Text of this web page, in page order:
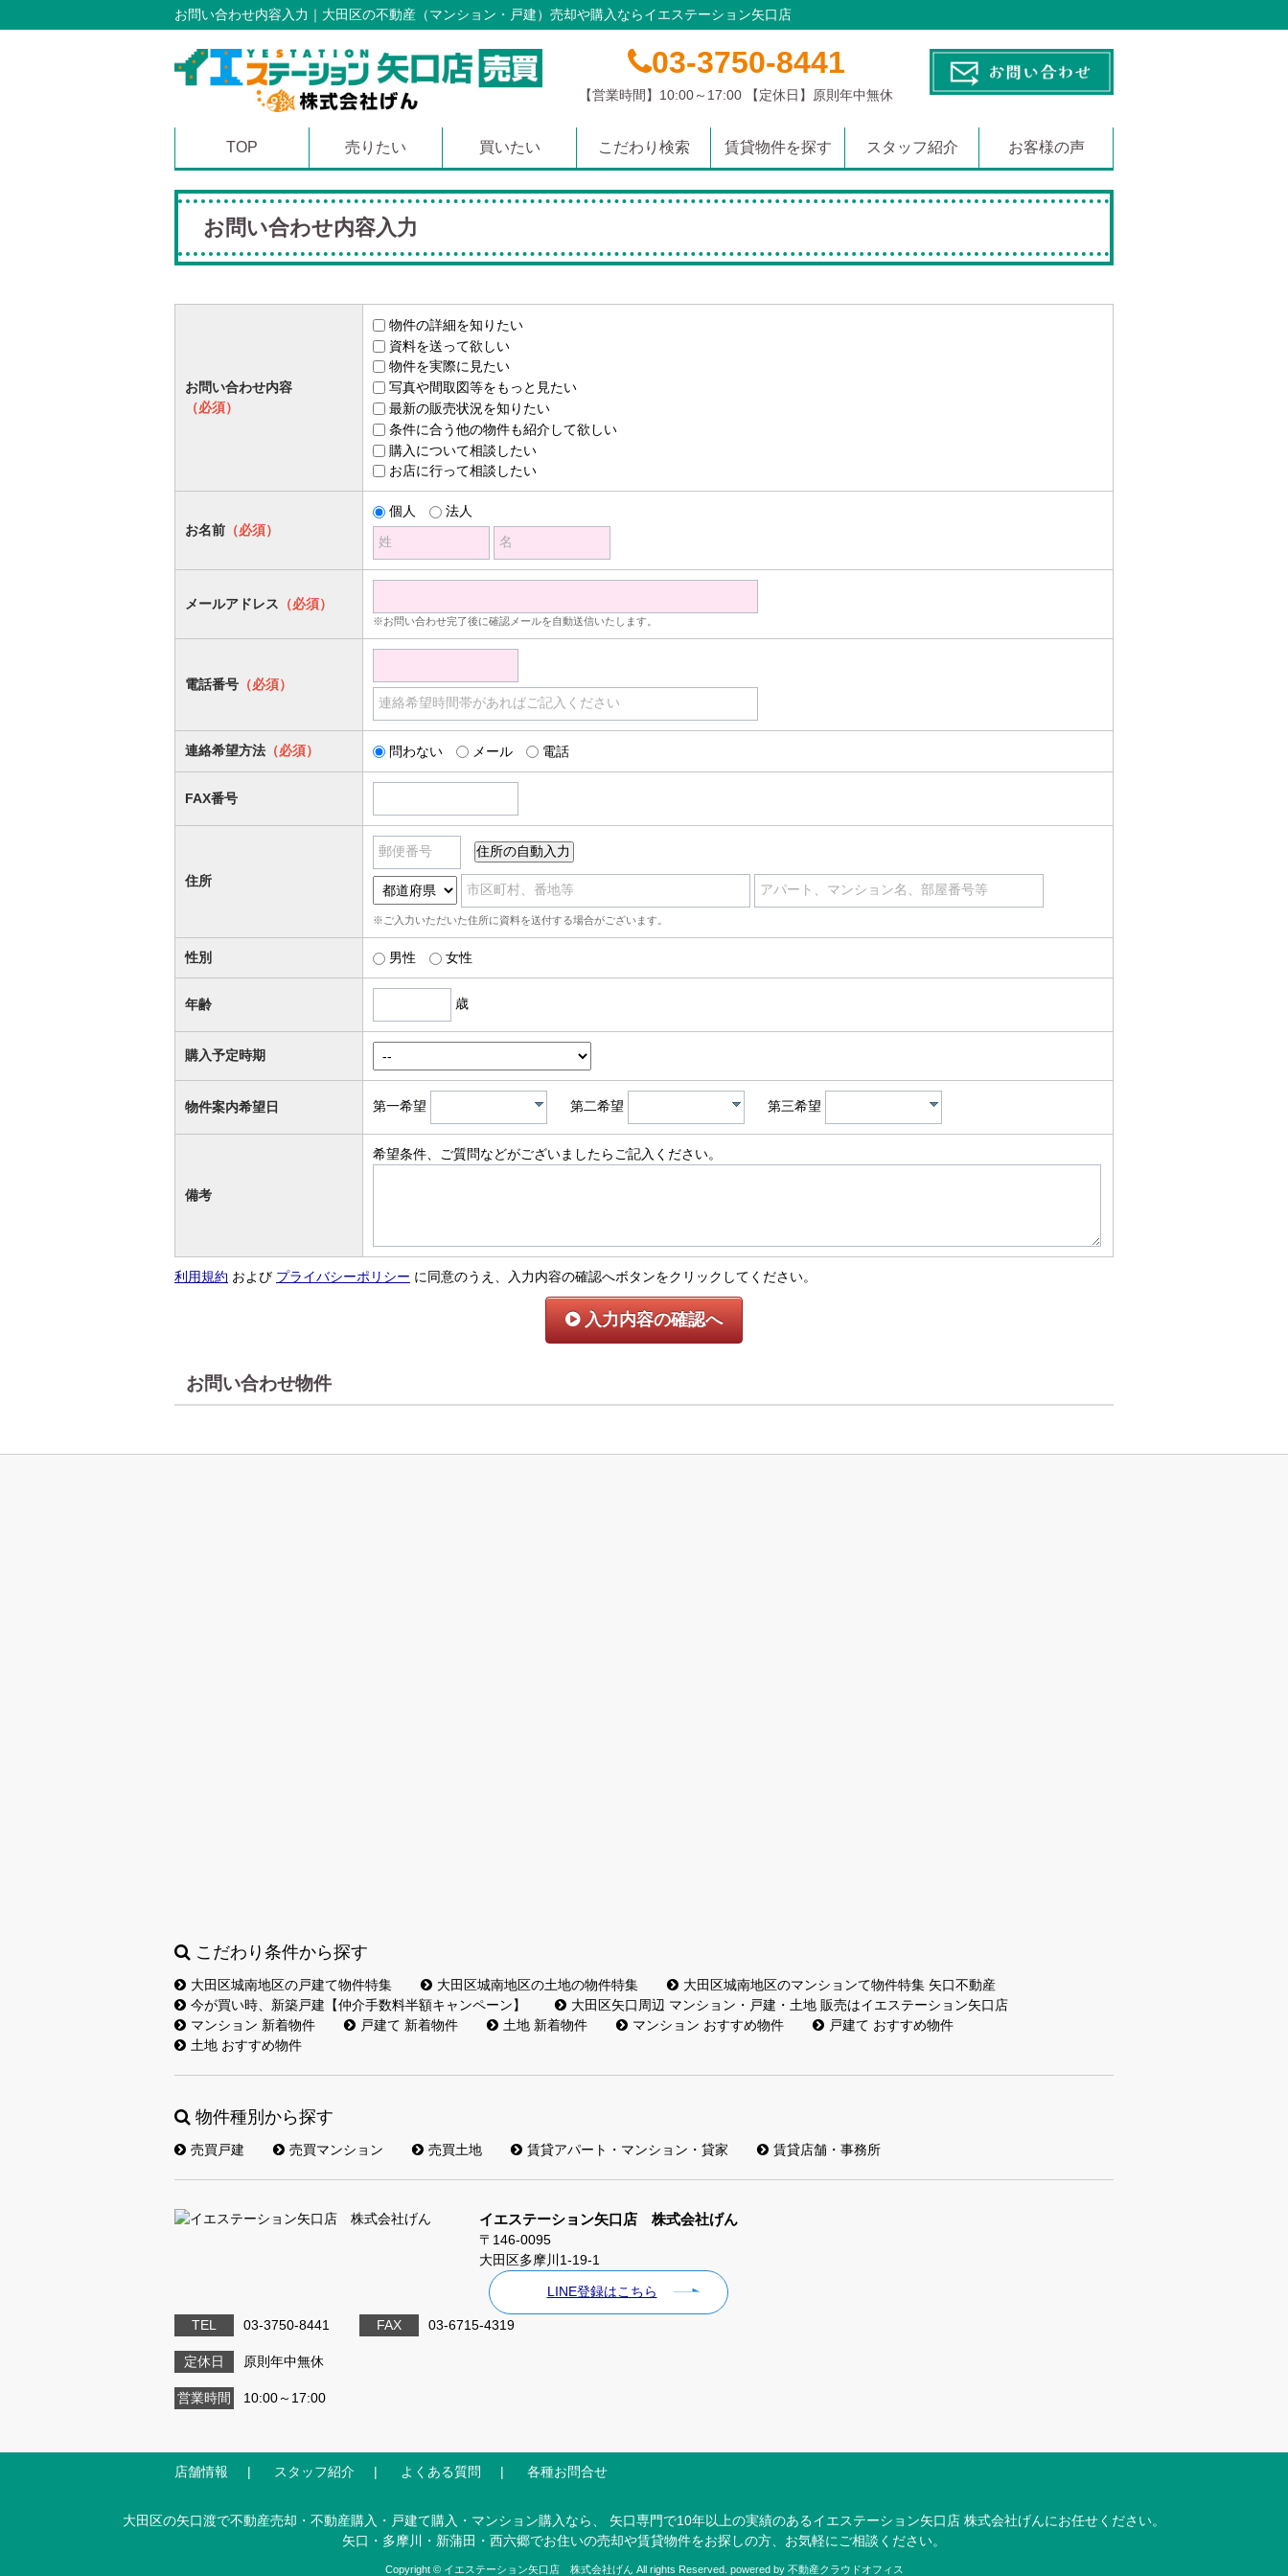
お問い合わせ内容入力｜大田区の不動産（マンション・戸建）売却や購入ならイエステーション矢口店
03-3750-8441
【営業時間】10:00～17:00 【定休日】原則年中無休
TOP 売りたい 買いたい
戸建て
マンション
土地
こだわり検索
エリアから探す
沿線から探す
学校区から探す
賃貸物件を探す スタッフ紹介 お客様の声
お問い合わせ内容入力
お問い合わせ内容
（必須）
物件の詳細を知りたい
資料を送って欲しい
物件を実際に見たい
写真や間取図等をもっと見たい
最新の販売状況を知りたい
条件に合う他の物件も紹介して欲しい
購入について相談したい
お店に行って相談したい
お名前 （必須）
個人
法人
姓
名
メールアドレス （必須）
※お問い合わせ完了後に確認メールを自動送信いたします。
電話番号 （必須）
連絡希望時間帯があればご記入ください
連絡希望方法 （必須） 問わない メール 電話
FAX番号
住所
郵便番号
市区町村、番地等 アパート、マンション名、部屋番号等
※ご入力いただいた住所に資料を送付する場合がございます。
性別 男性 女性
年齢 歳
購入予定時期
物件案内希望日 第一希望 第二希望 第三希望
備考
希望条件、ご質問などがございましたらご記入ください。
利用規約 および プライバシーポリシー に同意のうえ、入力内容の確認へボタンをクリックしてください。
入力内容の確認へ
お問い合わせ物件
こだわり条件から探す
大田区城南地区の戸建て物件特集 大田区城南地区の土地の物件特集
大田区城南地区のマンションて物件特集 矢口不動産
今が買い時、新築戸建【仲介手数料半額キャンペーン】
大田区矢口周辺 マンション・戸建・土地 販売はイエステーション矢口店
マンション 新着物件
戸建て 新着物件 土地 新着物件 マンション おすすめ物件
戸建て おすすめ物件
土地 おすすめ物件
物件種別から探す
売買戸建 売買マンション 売買土地 賃貸アパート・マンション・貸家 賃貸店舗・事務所
イエステーション矢口店 株式会社げん
〒146-0095
大田区多摩川1-19-1
LINE登録はこちら
TEL 03-3750-8441 FAX 03-6715-4319
定休日 原則年中無休
営業時間 10:00～17:00
店舗情報 スタッフ紹介 よくある質問 各種お問合せ
大田区の矢口渡で不動産売却・不動産購入・戸建て購入・マンション購入なら、 矢口専門で10年以上の実績のあるイエステーション矢口店 株式会社げんにお任せください。
矢口・多摩川・新蒲田・西六郷でお住いの売却や賃貸物件をお探しの方、お気軽にご相談ください。
Copyright © イエステーション矢口店 株式会社げん All rights Reserved. powered by 不動産クラウドオフィス